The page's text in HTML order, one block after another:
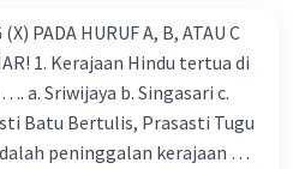
Balas
PADA HURUF A, B, ATAU C
1. Kerajaan Hindu tertua di
a. Sriwijaya b. Singasari c.
Batu Bertulis, Prasasti Tugu
peninggalan kerajaan ….